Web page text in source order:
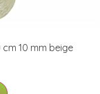
10 mm beige